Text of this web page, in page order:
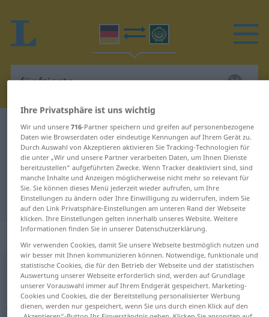
Deutsch-Arabisch Wörterbuch fünfzigste
Deutsch-Arabisch Übersetzung für
"fünfzigste"
"fünfzigste" Arabisch Übersetzung
„fünfzigste(r)“: Numerale, Zahlwort
fünfzigstenum
Übersicht aller Übersetzungen
(Für mehr Details die Übersetzung anklicken/antippen)
Ihre Privatsphäre ist uns wichtig
Wir und unsere 716-Partner speichern und greifen auf personenbezogene
Daten wie Browserdaten oder eindeutige Kennungen auf Ihrem Gerät zu.
Durch Auswahl von Akzeptieren aktivieren Sie Tracking-Technologien für
die unter „Wir und unsere Partner verarbeiten Daten, um Ihnen Dienste
bereitzustellen“ aufgeführten Zwecke. Wenn Tracker deaktiviert sind, sind
manche Inhalte und Anzeigen möglicherweise nicht mehr so relevant für
Sie. Sie können dieses Menü jederzeit wieder aufrufen, um Ihre
Einstellungen zu ändern oder Ihre Einwilligung zu widerrufen, indem Sie
auf den Link Privatsphäre-Einstellungen am unteren Rand der Webseite
klicken. Ihre Einstellungen gelten innerhalb unseres Website. Weitere
Informationen finden Sie in unserer Datenschutzerklärung.
Wir verwenden Cookies, damit Sie unsere Webseite bestmöglich nutzen und
wir besser mit Ihnen kommunizieren können. Notwendige, funktionale und
statistische Cookies, die für den Betrieb der Webseite und der statistischen
Auswertung unserer Webseite erforderlich sind, werden auf Grundlage
unserer Vorauswahl immer auf Ihrem Endgerät gespeichert. Marketing-
Cookies und Cookies, die der Bereitstellung personalisierter Werbung
dienen, werden nur gespeichert, wenn Sie uns durch einen Klick auf den